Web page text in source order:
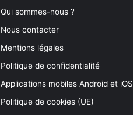
Qui sommes-nous ?
Nous contacter
Mentions légales
Politique de confidentialité
Applications mobiles Android et iOS
Politique de cookies (UE)